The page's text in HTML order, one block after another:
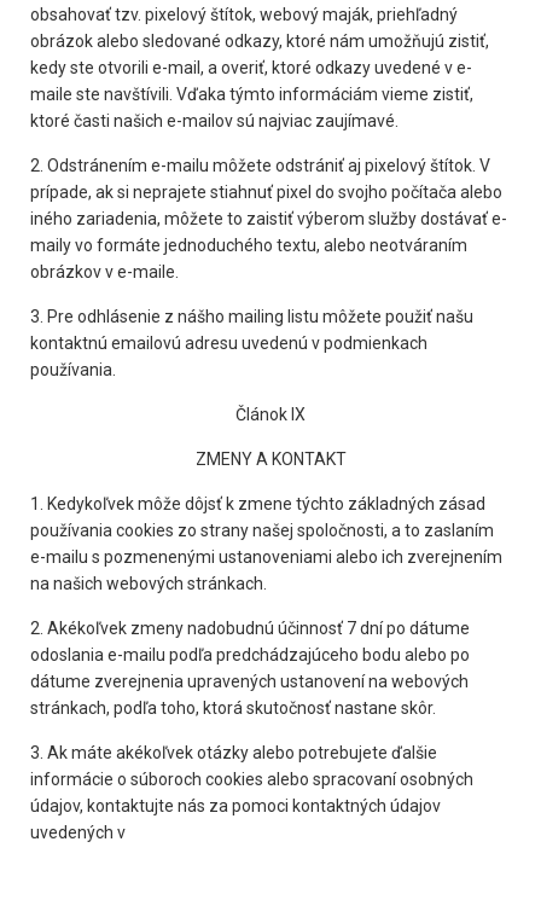
obsahovať tzv. pixelový štítok, webový maják, priehľadný
obrázok alebo sledované odkazy, ktoré nám umožňujú zistiť,
kedy ste otvorili e-mail, a overiť, ktoré odkazy uvedené v e-
maile ste navštívili. Vďaka týmto informáciám vieme zistiť,
ktoré časti našich e-mailov sú najviac zaujímavé.
2. Odstránením e-mailu môžete odstrániť aj pixelový štítok. V
prípade, ak si neprajete stiahnuť pixel do svojho počítača alebo
iného zariadenia, môžete to zaistiť výberom služby dostávať e-
maily vo formáte jednoduchého textu, alebo neotváraním
obrázkov v e-maile.
3. Pre odhlásenie z nášho mailing listu môžete použiť našu
kontaktnú emailovú adresu uvedenú v podmienkach
používania.
Článok IX
ZMENY A KONTAKT
1. Kedykoľvek môže dôjsť k zmene týchto základných zásad
používania cookies zo strany našej spoločnosti, a to zaslaním
e-mailu s pozmenenými ustanoveniami alebo ich zverejnením
na našich webových stránkach.
2. Akékoľvek zmeny nadobudnú účinnosť 7 dní po dátume
odoslania e-mailu podľa predchádzajúceho bodu alebo po
dátume zverejnenia upravených ustanovení na webových
stránkach, podľa toho, ktorá skutočnosť nastane skôr.
3. Ak máte akékoľvek otázky alebo potrebujete ďalšie
informácie o súboroch cookies alebo spracovaní osobných
údajov, kontaktujte nás za pomoci kontaktných údajov
uvedených v